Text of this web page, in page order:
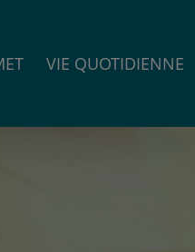
VIE QUOTIDIENNE